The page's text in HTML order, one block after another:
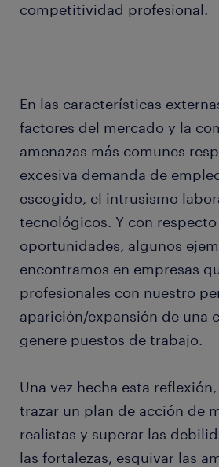
competitividad profesional.
En las características
factores del mercado y la
amenazas más comunes
excesiva demanda de
escogido, el intrusismo
tecnológicos. Y con respecto
oportunidades, algunos
encontramos en empresas
profesionales con nuestro
aparición/expansión de una
genere puestos de trabajo.
Una vez hecha esta
trazar un plan de acción de
realistas y superar las
las fortalezas, esquivar las